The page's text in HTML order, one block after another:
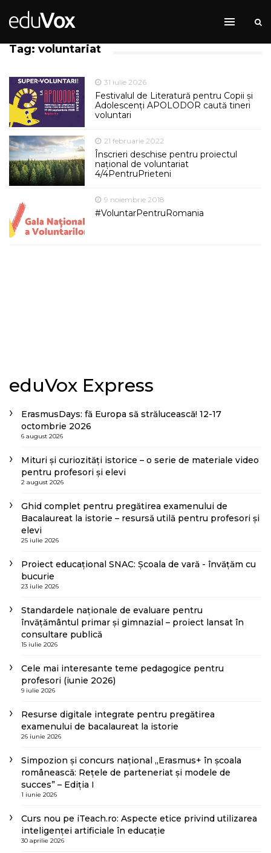
Tag: voluntariat
31 iulie 2026
Festivalul de Literatură pentru Copii și
Adolescenți APOLODOR caută tineri
voluntari
21 februarie 2022
Înscrieri deschise pentru proiectul
național de voluntariat
4/4PentruPrieteni
9 noiembrie 2018
#VoluntarPentruRomania
eduVox Express
ErasmusDays: fă Europa să strălucească! 12-17
octombrie 2026
6 august 2026
Mituri și curiozități istorice – o serie de materiale video
pentru profesori și elevi
2 august 2026
Ghid complet pentru pregătirea examenului de
Bacalaureat la istorie – resursă utilă pentru profesori și
elevi
25 iulie 2026
Proiect educațional SNAC: Școala de vară - învățăm cu
bucurie
23 iulie 2026
Standardele naționale de evaluare pentru
învățământul primar și gimnazial – proiect lansat în
consultare publică
15 iulie 2026
Cele mai interesante teme pedagogice pentru
profesori (iunie 2026)
9 iulie 2026
Resurse digitale integrate pentru pregătirea
examenului de bacalaureat la istorie
26 iunie 2026
Simpozion și concurs național „Erasmus+ în școala
românească: Rețele de parteneriat și modele de
succes” – Ediția I
1 iunie 2026
Curs nou pe iTeach.ro: Aspecte etice privind utilizarea
inteligenței artificiale în educație
30 aprilie 2026